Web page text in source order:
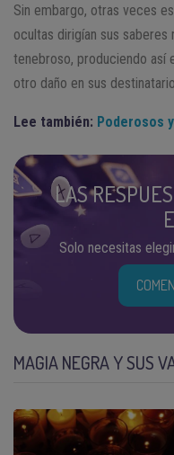
Sin embargo, otras veces
ocultas dirigían sus
tenebroso, produciendo así
otro daño en sus
Lee también: Poderosos
LAS
Solo necesitas
MAGIA NEGRA Y SUS